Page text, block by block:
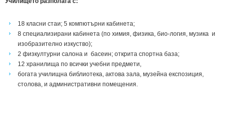
18 класни стаи; 5 компютърни кабинета;
8 специализирани кабинета (по химия, физика, био-логия, музика и
изобразително изкуство);
2 физкултурни салона и басеин; открита спортна база;
12 хранилища по всички учебни предмети,
богата училищна библиотека, актова зала, музейна експозиция,
столова, и административни помещения.